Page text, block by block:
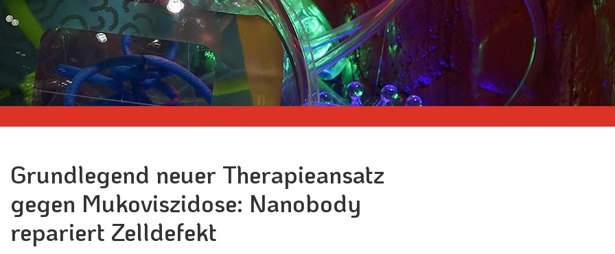
Grundlegend neuer Therapieansatz
gegen Mukoviszidose: Nanobody
repariert Zelldefekt